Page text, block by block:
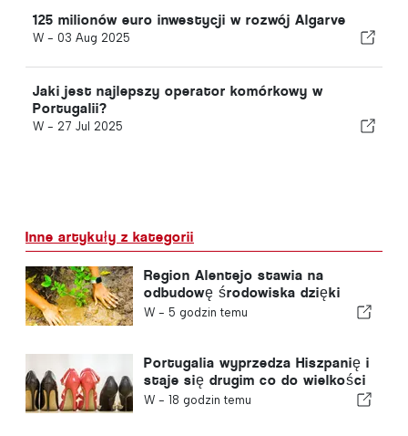
125 milionów euro inwestycji w rozwój Algarve
W - 03 Aug 2025
Jaki jest najlepszy operator komórkowy w
Portugalii?
W - 27 Jul 2025
Inne artykuły z kategorii
Region Alentejo stawia na
odbudowę środowiska dzięki
funduszom europejskim
W - 5 godzin temu
Portugalia wyprzedza Hiszpanię i
staje się drugim co do wielkości
producentem obuwia w Europie
W - 18 godzin temu